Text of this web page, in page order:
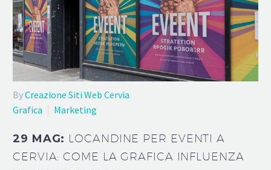
ByCreazione Siti Web Cervia
Grafica
Marketing
29 MAG: LOCANDINE PER EVENTI A
CERVIA: COME LA GRAFICA INFLUENZA